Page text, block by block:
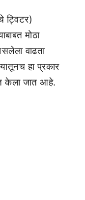
ट्विटर)
मोठा
वाढता
हा प्रकार
केला जात आहे.